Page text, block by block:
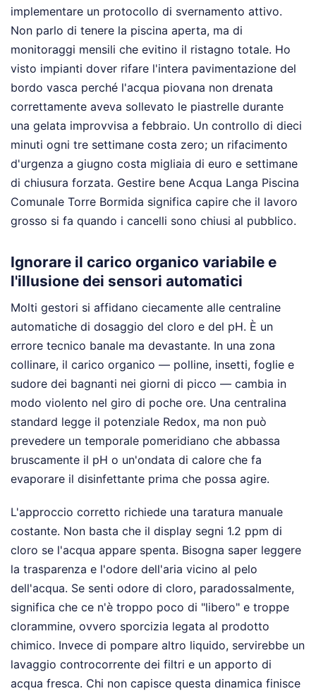
implementare un protocollo di svernamento attivo.
Non parlo di tenere la piscina aperta, ma di
monitoraggi mensili che evitino il ristagno totale. Ho
visto impianti dover rifare l'intera pavimentazione del
bordo vasca perché l'acqua piovana non drenata
correttamente aveva sollevato le piastrelle durante
una gelata improvvisa a febbraio. Un controllo di dieci
minuti ogni tre settimane costa zero; un rifacimento
d'urgenza a giugno costa migliaia di euro e settimane
di chiusura forzata. Gestire bene Acqua Langa Piscina
Comunale Torre Bormida significa capire che il lavoro
grosso si fa quando i cancelli sono chiusi al pubblico.
Ignorare il carico organico variabile e
l'illusione dei sensori automatici
Molti gestori si affidano ciecamente alle centraline
automatiche di dosaggio del cloro e del pH. È un
errore tecnico banale ma devastante. In una zona
collinare, il carico organico — polline, insetti, foglie e
sudore dei bagnanti nei giorni di picco — cambia in
modo violento nel giro di poche ore. Una centralina
standard legge il potenziale Redox, ma non può
prevedere un temporale pomeridiano che abbassa
bruscamente il pH o un'ondata di calore che fa
evaporare il disinfettante prima che possa agire.
L'approccio corretto richiede una taratura manuale
costante. Non basta che il display segni 1.2 ppm di
cloro se l'acqua appare spenta. Bisogna saper leggere
la trasparenza e l'odore dell'aria vicino al pelo
dell'acqua. Se senti odore di cloro, paradossalmente,
significa che ce n'è troppo poco di "libero" e troppe
clorammine, ovvero sporcizia legata al prodotto
chimico. Invece di pompare altro liquido, servirebbe un
lavaggio controcorrente dei filtri e un apporto di
acqua fresca. Chi non capisce questa dinamica finisce